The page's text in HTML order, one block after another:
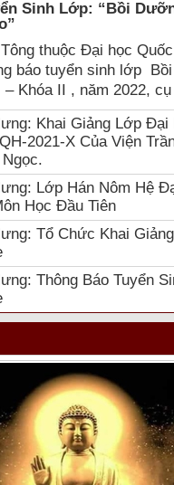
Sinh Lớp: “bồi
thuộc Đại học
báo tuyển sinh lớp
Khóa II , năm 2022,
Khai Giảng Lớp Đại
2021-X Của Viện
Lớp Hán Nôm Hệ
Học Đầu Tiên
Tổ Chức Khai
Thông Báo Tuyển